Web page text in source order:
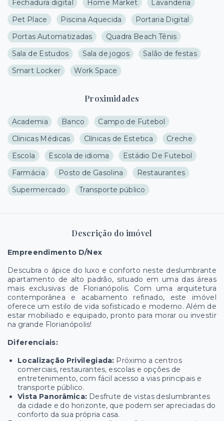
Fechadura digital
Home Market
Lavanderia
Pet Place
Piscina Aquecida
Portaria Digital
Portas Automatizadas
Quadra Beach Tênis
Sala de Estudos
Sala de jogos
Salão de festas
Smart Locker
Work Space
Proximidades
Academia Banco
Campo de Futebol
Clinicas Médicas
Clínicas de Estetica
Creche
Escola
Escola de idioma
Estádio De Futebol
Farmácia
Posto de Gasolina
Restaurantes
Supermercado
Transporte público
Descrição do imóvel
Empreendimento D/Nex
Descubra o ápice do luxo e conforto neste deslumbrante
apartamento de alto padrão, situado em uma das áreas
mais exclusivas de Florianópolis. Com uma arquitetura
contemporânea e acabamento refinado, este imóvel
oferece um estilo de vida sofisticado e moderno. Além de
estar mobiliado e equipado, pronto para morar ou investir
na grande Florianópolis!
Diferenciais:
Localização Privilegiada: Próximo a centros
comerciais, restaurantes, escolas e opções de
entretenimento, com fácil acesso a vias principais e
transporte público.
Vista Panorâmica: Desfrute de vistas deslumbrantes
da cidade e do horizonte, que podem ser apreciadas do
conforto da sua própria casa.